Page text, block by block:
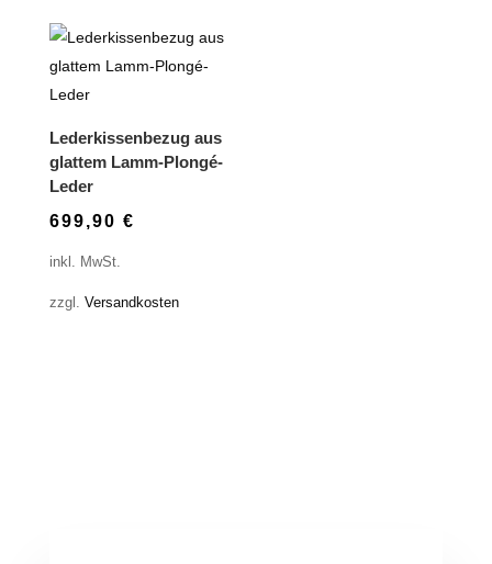
Lederkissenbezug aus
glattem Lamm-Plongé-
Leder
699,90 €
inkl. MwSt.
zzgl. Versandkosten